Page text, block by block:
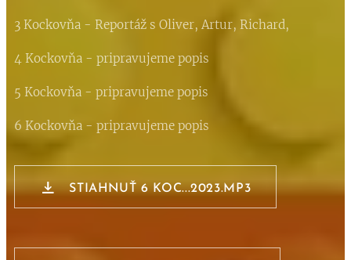
3 Kockovňa - Reportáž s Oliver, Artur, Richard,
4 Kockovňa - pripravujeme popis
5 Kockovňa - pripravujeme popis
6 Kockovňa - pripravujeme popis
STIAHNUŤ 6 KOC...2023.MP3